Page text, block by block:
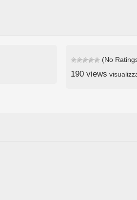
(No
190 views